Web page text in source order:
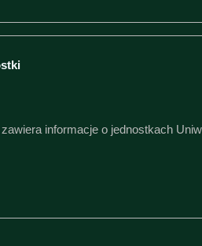
zawiera informacje o jednostkach